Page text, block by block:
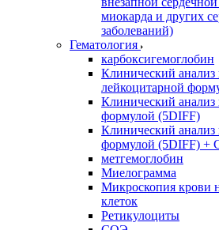
миокарда и других
заболеваний)
Гематология
карбоксигемоглобин
Клинический анализ
лейкоцитарной
Клинический анализ
формулой (5DIFF)
Клинический анализ
формулой (5DIFF) +
метгемоглобин
Миелограмма
Микроскопия крови
клеток
Ретикулоциты